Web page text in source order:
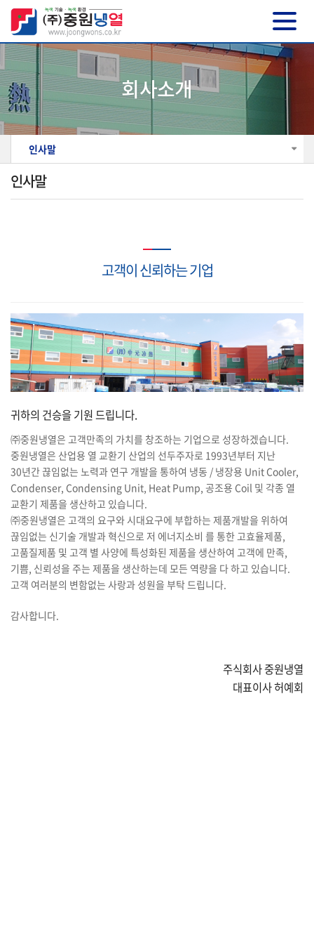
회사소개
인사말
인사말
고객이 신뢰하는 기업
귀하의 건승을 기원 드립니다.
㈜중원냉열은 고객만족의 가치를 창조하는 기업으로 성장하겠습니다.
중원냉열은 산업용 열 교환기 산업의 선두주자로 1993년부터 지난
30년간 끊임없는 노력과 연구 개발을 통하여 냉동 / 냉장용 Unit Cooler,
Condenser, Condensing Unit, Heat Pump, 공조용 Coil 및 각종 열
교환기 제품을 생산하고 있습니다.
㈜중원냉열은 고객의 요구와 시대요구에 부합하는 제품개발을 위하여
끊임없는 신기술 개발과 혁신으로 저 에너지소비 를 통한 고효율제품,
고품질제품 및 고객 별 사양에 특성화된 제품을 생산하여 고객에 만족,
기쁨, 신뢰성을 주는 제품을 생산하는데 모든 역량을 다 하고 있습니다.
고객 여러분의 변함없는 사랑과 성원을 부탁 드립니다.
감사합니다.
주식회사 중원냉열
대표이사 허예회